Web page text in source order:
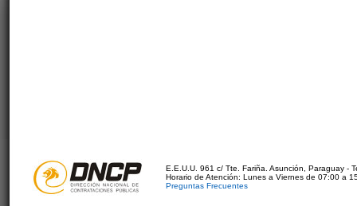
E.E.U.U. 961 c/ Tte. Fariña. Asunción, Paraguay -
Horario de Atención: Lunes a Viernes de 07:00 a
Preguntas Frecuentes